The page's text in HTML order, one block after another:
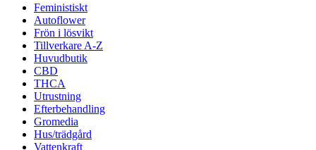
Feministiskt
Autoflower
Frön i lösvikt
Tillverkare A-Z
Huvudbutik
CBD
THCA
Utrustning
Efterbehandling
Gromedia
Hus/trädgård
Vattenkraft